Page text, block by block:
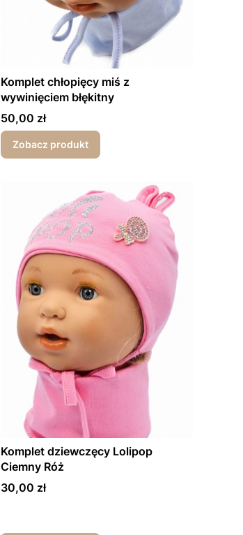
Komplet chłopięcy miś z
wywinięciem błękitny
Cena
50,00 zł
Zobacz produkt
Komplet dziewczęcy Lolipop
Ciemny Róż
Cena
30,00 zł